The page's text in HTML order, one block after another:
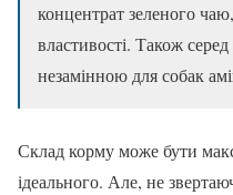
концентрат зеленого
властивості. Також
незамінною для собак
Склад корму може бути
ідеального. Але, не